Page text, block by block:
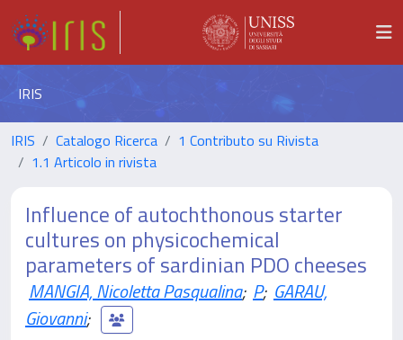
IRIS
IRIS Catalogo Ricerca
1 Contributo su Rivista
1.1 Articolo in rivista
Influence of autochthonous starter
cultures on physicochemical
parameters of sardinian PDO cheeses
MANGIA, Nicoletta Pasqualina; P; GARAU,
Giovanni;